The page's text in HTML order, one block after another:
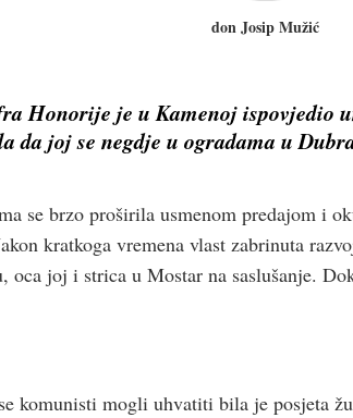
don Josip Mužić
Honorije je u Kamenoj ispovjedio
da joj se negdje u ogradama u
se brzo proširila usmenom predajom i
kratkoga vremena vlast zabrinuta
oca joj i strica u Mostar na saslušanje.
komunisti mogli uhvatiti bila je posjeta